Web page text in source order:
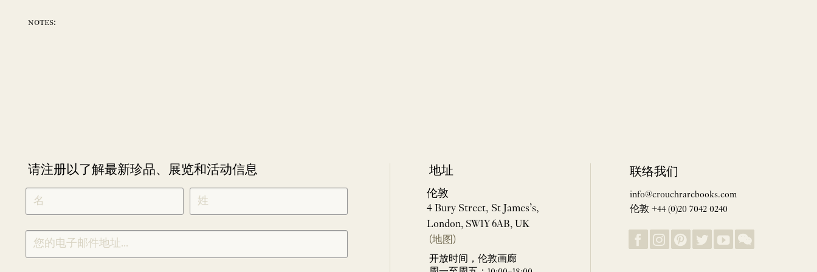
notes:
请注册以了解最新珍品、展览和活动信息
NEWLETTER
SIGNUP
CHINESE
地址
伦敦
4 Bury Street, St James’s,
London, SW1Y 6AB, UK
(地图)
开放时间，伦敦画廊
联络我们
info@crouchrarebooks.com
伦敦 +44 (0)20 7042 0240